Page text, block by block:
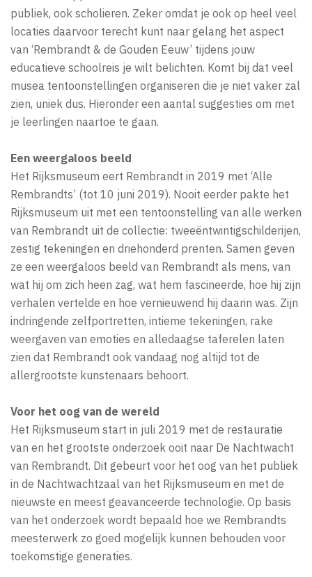
publiek, ook scholieren. Zeker omdat je ook op heel veel
locaties daarvoor terecht kunt naar gelang het aspect
van ‘Rembrandt & de Gouden Eeuw’ tijdens jouw
educatieve schoolreis je wilt belichten. Komt bij dat veel
musea tentoonstellingen organiseren die je niet vaker zal
zien, uniek dus. Hieronder een aantal suggesties om met
je leerlingen naartoe te gaan.
Een weergaloos beeld
Het Rijksmuseum eert Rembrandt in 2019 met ‘Alle
Rembrandts’ (tot 10 juni 2019). Nooit eerder pakte het
Rijksmuseum uit met een tentoonstelling van alle werken
van Rembrandt uit de collectie: tweeëntwintigschilderijen,
zestig tekeningen en driehonderd prenten. Samen geven
ze een weergaloos beeld van Rembrandt als mens, van
wat hij om zich heen zag, wat hem fascineerde, hoe hij zijn
verhalen vertelde en hoe vernieuwend hij daarin was. Zijn
indringende zelfportretten, intieme tekeningen, rake
weergaven van emoties en alledaagse taferelen laten
zien dat Rembrandt ook vandaag nog altijd tot de
allergrootste kunstenaars behoort.
Voor het oog van de wereld
Het Rijksmuseum start in juli 2019 met de restauratie
van en het grootste onderzoek ooit naar De Nachtwacht
van Rembrandt. Dit gebeurt voor het oog van het publiek
in de Nachtwachtzaal van het Rijksmuseum en met de
nieuwste en meest geavanceerde technologie. Op basis
van het onderzoek wordt bepaald hoe we Rembrandts
meesterwerk zo goed mogelijk kunnen behouden voor
toekomstige generaties.